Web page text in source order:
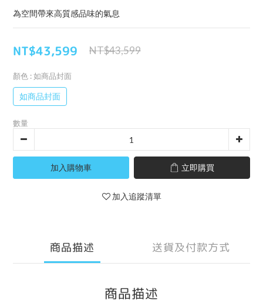
為空間帶來高質感品味的氣息
NT$43,599 NT$43,599
顏色 : 如商品封面
如商品封面
數量
加入購物車 立即購買
加入追蹤清單
商品描述 送貨及付款方式
商品描述